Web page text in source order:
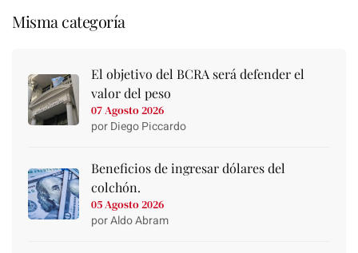
Misma categoría
El objetivo del BCRA será defender el
valor del peso
07 Agosto 2026
por Diego Piccardo
Beneficios de ingresar dólares del
colchón.
05 Agosto 2026
por Aldo Abram